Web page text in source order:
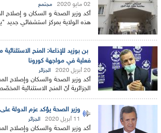
02 مايو 2020 مجتمع
أكد وزير الصحة و السكان و إصلاح
هذه الولاية بمركز استشفائي جديد
بن بوزيد للإذاعة: المنح
فعلية في مواجهة كورونا
20 أبريل 2020 الجزائر
أكد وزير الصحة والسكان وإصلاح
الجزائرية أنّ المنح الاستثنائية
وزير الصحة يؤكد عزم الدولة
11 أبريل 2020 الجزائر
أكد وزير الصحة والسكان وإصلاح